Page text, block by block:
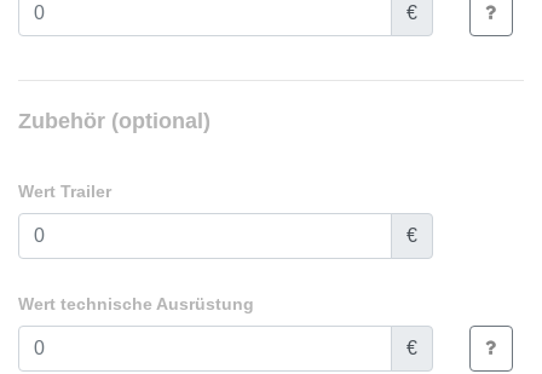
€
Zubehör (optional)
Wert Trailer
€
Wert technische Ausrüstung
€